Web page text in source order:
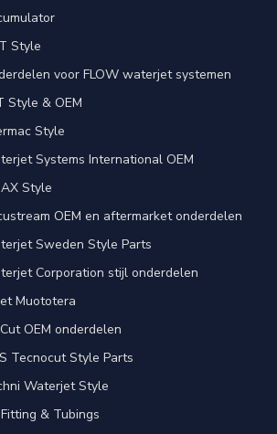
Style
voor FLOW waterjet systemen
Style & OEM
Style
Systems International OEM
Style
OEM en aftermarket onderdelen
Sweden Style Parts
Corporation stijl onderdelen
Muototera
OEM onderdelen
Tecnocut Style Parts
Waterjet Style
& Tubings